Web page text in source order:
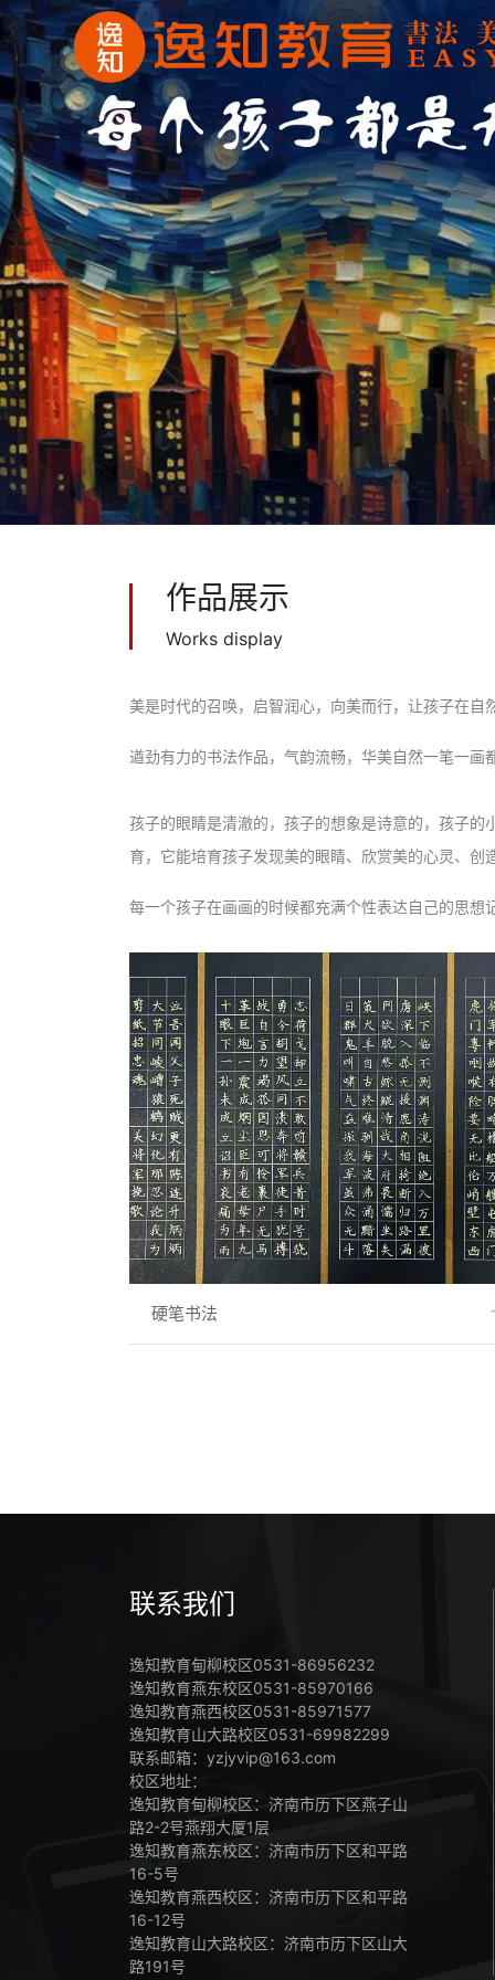
作品展示
Works display
美是时代的召唤，启智润心，向美而行，让孩子在
遒劲有力的书法作品，气韵流畅，华美自然一笔一
孩子的眼睛是清澈的，孩子的想象是诗意的，孩子
育，它能培育孩子发现美的眼睛、欣赏美的心灵、创
每一个孩子在画画的时候都充满个性表达自己的思
硬笔书法
联系我们
逸知教育甸柳校区0531-86956232
逸知教育燕东校区0531-85970166
逸知教育燕西校区0531-85971577
逸知教育山大路校区0531-69982299
联系邮箱：yzjyvip@163.com
校区地址：
逸知教育甸柳校区：济南市历下区燕子山
路2-2号燕翔大厦1层
逸知教育燕东校区：济南市历下区和平路
16-5号
逸知教育燕西校区：济南市历下区和平路
16-12号
逸知教育山大路校区：济南市历下区山大
路191号